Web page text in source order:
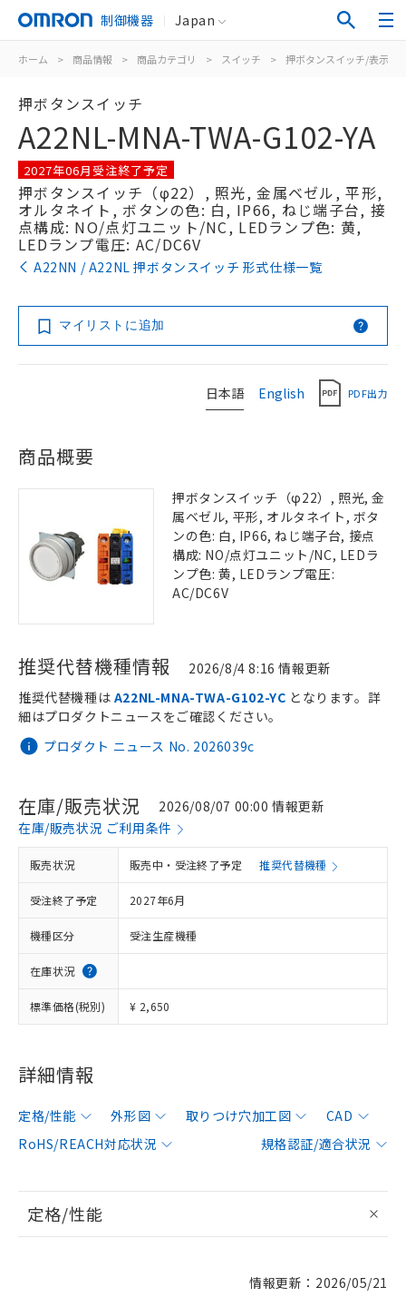
制御機器 Japan
ホーム > 商品情報 > 商品カテゴリ > スイッチ > 押ボタンスイッチ/表示灯
押ボタンスイッチ
A22NL-MNA-TWA-G102-YA
2027年06月受注終了予定
押ボタンスイッチ（φ22）, 照光, 金属ベゼル, 平形,
オルタネイト, ボタンの色: 白, IP66, ねじ端子台, 接
点構成: NO/点灯ユニット/NC, LEDランプ色: 黄,
LEDランプ電圧: AC/DC6V
A22NN / A22NL 押ボタンスイッチ 形式仕様一覧
マイリストに追加
日本語 English PDF出力
商品概要
押ボタンスイッチ（φ22）, 照光, 金
属ベゼル, 平形, オルタネイト, ボタ
ンの色: 白, IP66, ねじ端子台, 接点
構成: NO/点灯ユニット/NC, LEDラ
ンプ色: 黄, LEDランプ電圧:
AC/DC6V
推奨代替機種情報 2026/8/4 8:16 情報更新
プロダクト ニュース No. 2026039c
推奨代替機種は A22NL-MNA-TWA-G102-YC となります。詳
細はプロダクトニュースをご確認ください。
在庫/販売状況
2026/08/07 00:00 情報更新
在庫/販売状況 ご利用条件
販売状況 販売中・受注終了予定 推奨代替機種
受注終了予定 2027年6月
機種区分 受注生産機種
在庫状況
標準価格(税別) ¥ 2,650
詳細情報
定格/性能 外形図 取りつけ穴加工図
CAD
RoHS/REACH対応状況
規格認証/適合状況
定格/性能
情報更新：2026/05/21